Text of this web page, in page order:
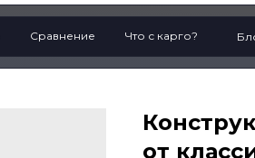
Сравнение Что с карго?
от